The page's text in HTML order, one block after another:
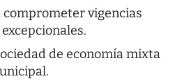
vigencias
de economía mixta